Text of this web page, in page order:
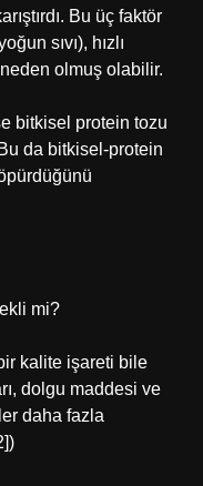
Bu üç faktör
sıvı), hızlı
olmuş olabilir.
bitkisel protein tozu
da bitkisel-protein
mi?
kalite işareti bile
dolgu maddesi ve
daha fazla